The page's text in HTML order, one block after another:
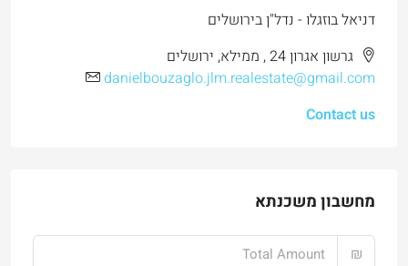
דניאל בוזגלו - נדל"ן בירושלים
גרשון אגרון 24 , ממילא, ירושלים
danielbouzaglo.jlm.realestate@gmail.com
Contact us
מחשבון משכנתא
₪